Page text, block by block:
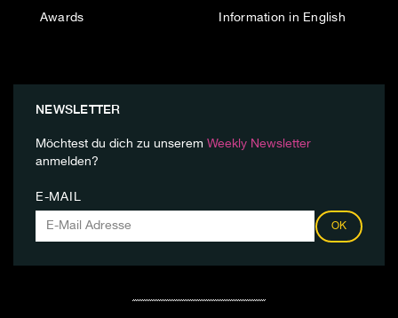
Awards Information in English
NEWSLETTER
Möchtest du dich zu unserem Weekly Newsletter
anmelden?
E-MAIL
OK